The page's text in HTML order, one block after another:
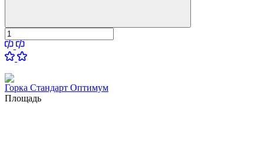
Горка Стандарт Оптимум
Площадь